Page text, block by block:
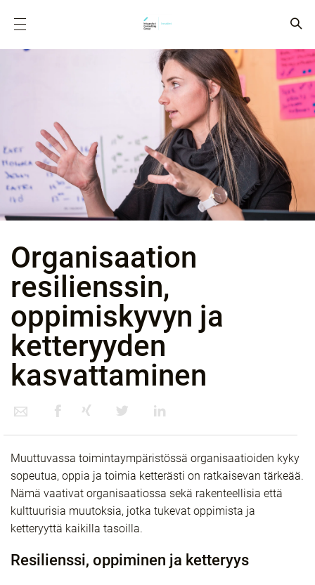
Organisaation
resilienssin,
oppimiskyvyn ja
ketteryyden
kasvattaminen
Muuttuvassa toimintaympäristössä organisaatioiden kyky
sopeutua, oppia ja toimia ketterästi on ratkaisevan tärkeää.
Nämä vaativat organisaatiossa sekä rakenteellisia että
kulttuurisia muutoksia, jotka tukevat oppimista ja
ketteryyttä kaikilla tasoilla.
Resilienssi, oppiminen ja ketteryys